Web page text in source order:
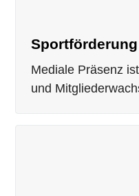
Sportförderung
Mediale Präsenz
und